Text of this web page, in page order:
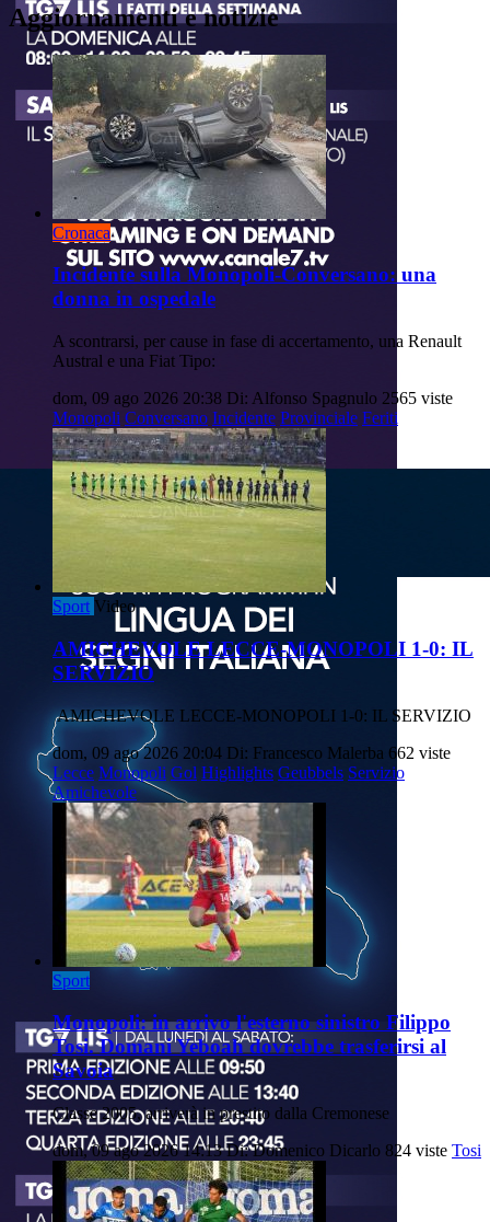
Aggiornamenti e notizie
Cronaca
Incidente sulla Monopoli-Conversano: una
donna in ospedale
A scontrarsi, per cause in fase di accertamento, una Renault
Austral e una Fiat Tipo:
dom, 09 ago 2026 20:38 Di: Alfonso Spagnulo 2565 viste
Monopoli Conversano Incidente Provinciale Feriti
Sport Video
AMICHEVOLE LECCE-MONOPOLI 1-0: IL
SERVIZIO
AMICHEVOLE LECCE-MONOPOLI 1-0: IL SERVIZIO
dom, 09 ago 2026 20:04 Di: Francesco Malerba 662 viste
Lecce Monopoli Gol Highlights Geubbels Servizio
Amichevole
Sport
Monopoli: in arrivo l'esterno sinistro Filippo
Tosi. Domani Yeboah dovrebbe trasferirsi al
Savoia
Classe 2005, arriverà in prestito dalla Cremonese
dom, 09 ago 2026 14:13 Di: Domenico Dicarlo 824 viste Tosi